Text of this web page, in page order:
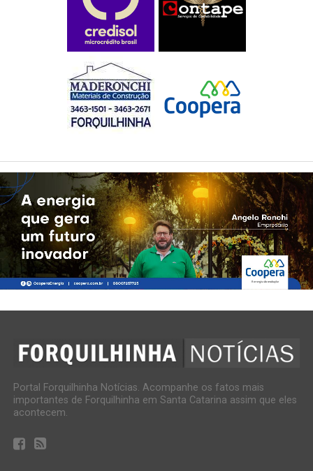
Portal Forquilhinha Notícias. Acompanhe os fatos mais
importantes de Forquilhinha em Santa Catarina assim que eles
acontecem.